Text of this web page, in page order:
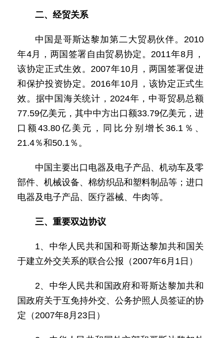
二、经贸关系
中国是哥斯达黎加第二大贸易伙伴。2010
年4月，两国签署自由贸易协定。2011年8月，
该协定正式生效。2007年10月，两国签署促进
和保护投资协定。2016年10月，该协定正式生
效。据中国海关统计，2024年，中哥贸易总额
77.59亿美元，其中中方出口额33.79亿美元，进
口额43.80亿美元，同比分别增长36.1％、
21.4％和50.1％。
中国主要出口电器及电子产品、机动车及零
部件、机械设备、棉纺织品和塑料制品等；进口
电器及电子产品、医疗器械、牛肉等。
三、重要双边协议
1、中华人民共和国和哥斯达黎加共和国关
于建立外交关系的联合公报（2007年6月1日）
2、中华人民共和国政府和哥斯达黎加共和
国政府关于互免持外交、公务护照人员签证的协
定（2007年8月23日）